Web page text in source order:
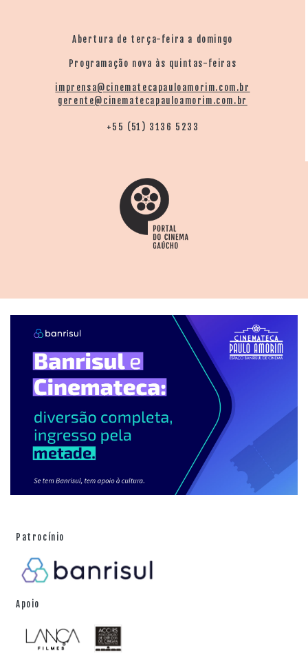
Abertura de terça-feira a domingo
Programação nova às quintas-feiras
imprensa@cinematecapauloamorim.com.br
gerente@cinematecapauloamorim.com.br
+55 (51) 3136 5233
Patrocínio
Apoio